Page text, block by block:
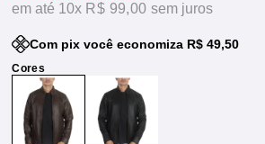
10x R$ 99,00sem juros
Com pix você economiza R$ 49,50